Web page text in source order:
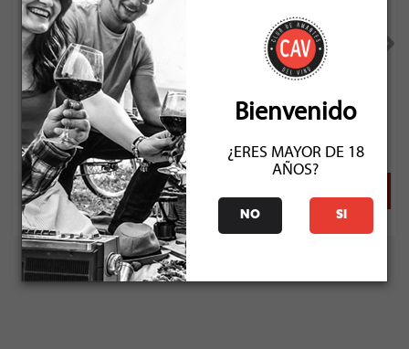
Gonzalez Bastias Naranjo Moscatel / Torontel 2022
Socio: $16.200
Normal: $18.000
Stock: 50+
Bienvenido
¿ERES MAYOR DE 18
AÑOS?
NO SI